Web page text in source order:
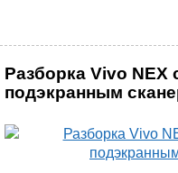
Разборка Vivo
подэкранным